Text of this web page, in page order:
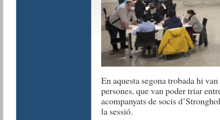
En aquesta segona trobada hi
persones, que van poder triar
acompanyats de socis
la sessió.